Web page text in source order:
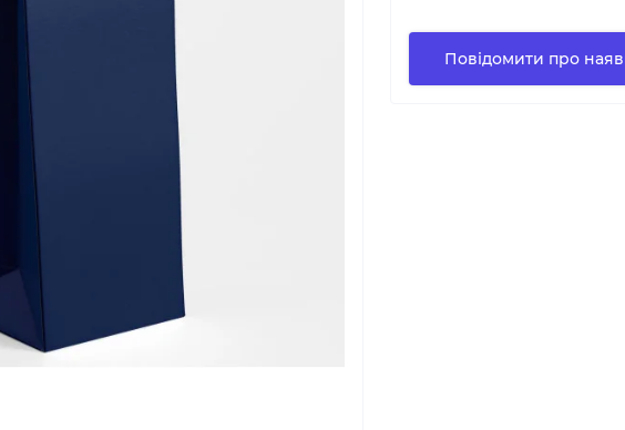
Повідомити про